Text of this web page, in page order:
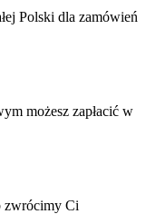
Polski dla zamówień
możesz zapłacić w
zwrócimy Ci